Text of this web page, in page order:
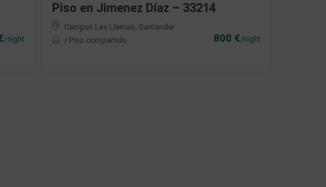
/night 800 €/night
Piso en Jimenez Díaz – 33214
Campus Las Llamas, Santander
/ Piso compartido